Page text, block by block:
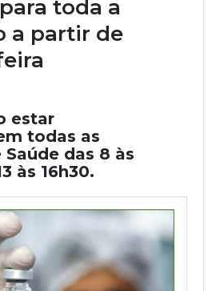
toda a
a partir de
estar
todas as
das 8 às
às 16h30.